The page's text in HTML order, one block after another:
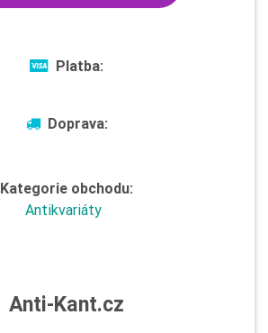
Platba:
Doprava:
Kategorie obchodu:
Antikvariáty
Anti-Kant.cz